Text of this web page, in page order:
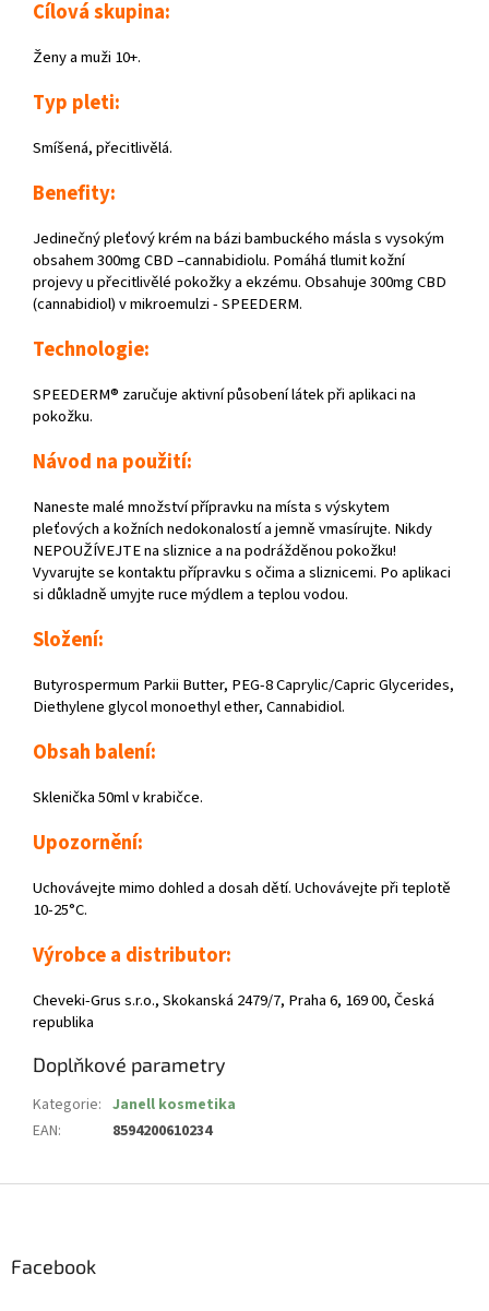
Cílová skupina:
Ženy a muži 10+.
Typ pleti:
Smíšená, přecitlivělá.
Benefity:
Jedinečný pleťový krém na bázi bambuckého másla s vysokým
obsahem 300mg CBD –cannabidiolu. Pomáhá tlumit kožní
projevy u přecitlivělé pokožky a ekzému. Obsahuje 300mg CBD
(cannabidiol) v mikroemulzi - SPEEDERM.
Technologie:
SPEEDERM® zaručuje aktivní působení látek při aplikaci na
pokožku.
Návod na použití:
Naneste malé množství přípravku na místa s výskytem
pleťových a kožních nedokonalostí a jemně vmasírujte. Nikdy
NEPOUŽÍVEJTE na sliznice a na podrážděnou pokožku!
Vyvarujte se kontaktu přípravku s očima a sliznicemi. Po aplikaci
si důkladně umyjte ruce mýdlem a teplou vodou.
Složení:
Butyrospermum Parkii Butter, PEG-8 Caprylic/Capric Glycerides,
Diethylene glycol monoethyl ether, Cannabidiol.
Obsah balení:
Sklenička 50ml v krabičce.
Upozornění:
Uchovávejte mimo dohled a dosah dětí. Uchovávejte při teplotě
10-25°C.
Výrobce a distributor:
Cheveki-Grus s.r.o., Skokanská 2479/7, Praha 6, 169 00, Česká
republika
Doplňkové parametry
Kategorie: Janell kosmetika
EAN: 8594200610234
Facebook